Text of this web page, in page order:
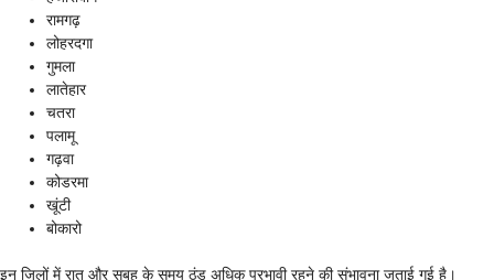
रामगढ़
लोहरदगा
गुमला
लातेहार
चतरा
पलामू
गढ़वा
कोडरमा
खूंटी
बोकारो
इन जिलों में रात और सुबह के समय ठंड अधिक प्रभावी रहने की संभावना जताई गई है।